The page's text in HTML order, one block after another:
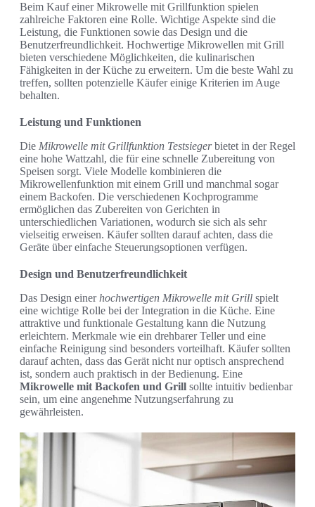
Beim Kauf einer Mikrowelle mit Grillfunktion spielen
zahlreiche Faktoren eine Rolle. Wichtige Aspekte sind die
Leistung, die Funktionen sowie das Design und die
Benutzerfreundlichkeit. Hochwertige Mikrowellen mit Grill
bieten verschiedene Möglichkeiten, die kulinarischen
Fähigkeiten in der Küche zu erweitern. Um die beste Wahl zu
treffen, sollten potenzielle Käufer einige Kriterien im Auge
behalten.
Leistung und Funktionen
Die Mikrowelle mit Grillfunktion Testsiegerbietet in der Regel
eine hohe Wattzahl, die für eine schnelle Zubereitung von
Speisen sorgt. Viele Modelle kombinieren die
Mikrowellenfunktion mit einem Grill und manchmal sogar
einem Backofen. Die verschiedenen Kochprogramme
ermöglichen das Zubereiten von Gerichten in
unterschiedlichen Variationen, wodurch sie sich als sehr
vielseitig erweisen. Käufer sollten darauf achten, dass die
Geräte über einfache Steuerungsoptionen verfügen.
Design und Benutzerfreundlichkeit
Das Design einerhochwertigen Mikrowelle mit Grill spielt
eine wichtige Rolle bei der Integration in die Küche. Eine
attraktive und funktionale Gestaltung kann die Nutzung
erleichtern. Merkmale wie ein drehbarer Teller und eine
einfache Reinigung sind besonders vorteilhaft. Käufer sollten
darauf achten, dass das Gerät nicht nur optisch ansprechend
ist, sondern auch praktisch in der Bedienung. Eine
Mikrowelle mit Backofen und Grill sollte intuitiv bedienbar
sein, um eine angenehme Nutzungserfahrung zu
gewährleisten.